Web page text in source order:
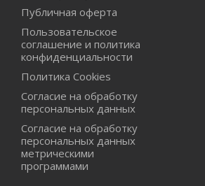
Публичная оферта
Пользовательское
соглашение и политика
конфиденциальности
Политика Cookies
Согласие на обработку
персональных данных
Согласие на обработку
персональных данных
метрическими
программами